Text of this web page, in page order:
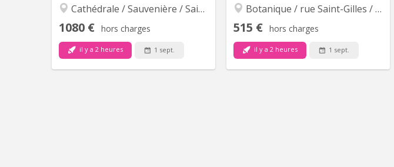
Cathédrale / Sauvenière / Saint-Denis
1080 € hors charges
il y a 2 heures 1 sept.
Botanique / rue Saint-Gilles / Jonfosse
515 € hors charges
il y a 2 heures 1 sept.